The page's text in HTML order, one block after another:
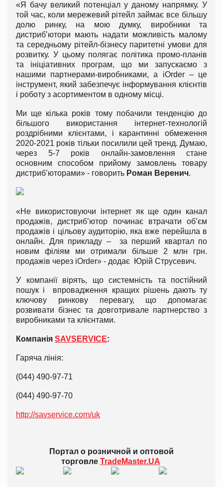
«Я бачу великий потенціал у даному напрямку. У
той час, коли мережевий рітейл займає все більшу
долю ринку, на мою думку, виробники та
дистриб’ютори мають надати можливість малому
та середньому рітейл-бізнесу паритетні умови для
розвитку. У цьому полягає політика промо-планів
та ініціативних програм, що ми запускаємо з
нашими партнерами-виробниками, а iOrder – це
інструмент, який забезпечує інформування клієнтів
і роботу з асортиментом в одному місці.
Ми ще кілька років тому побачили тенденцію до
більшого використання інтернет-технологій
роздрібними клієнтами, і карантинні обмеження
2020-2021 років тільки посилили цей тренд. Думаю,
через 5-7 років онлайн-замовлення стане
основним способом прийому замовлень товару
дистриб’юторами» - говорить Роман Веренич.
«Не використовуючи інтернет як ще один канал
продажів, дистриб’ютор починає втрачати об’єм
продажів і цільову аудиторію, яка вже перейшла в
онлайн. Для прикладу – за перший квартал по
новим філіям ми отримали більше 2 млн грн.
продажів через iOrder» - додає Юрій Струсевич.
У компанії вірять, що системність та постійний
пошук і впровадження кращих рішень дають ту
ключову ринкову перевагу, що допомагає
розвивати бізнес та довготривале партнерство з
виробниками та клієнтами.
Компанія SAVSERVICE:
Гаряча лінія:
(044) 490-97-71
(044) 490-97-70
http://savservice.com/uk
Портал о розничной и оптовой
торговле TradeMaster.UA